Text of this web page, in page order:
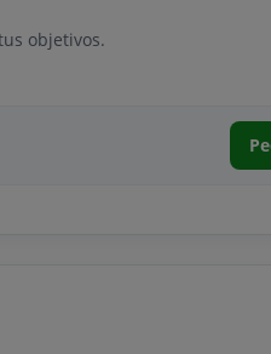
objetivos.